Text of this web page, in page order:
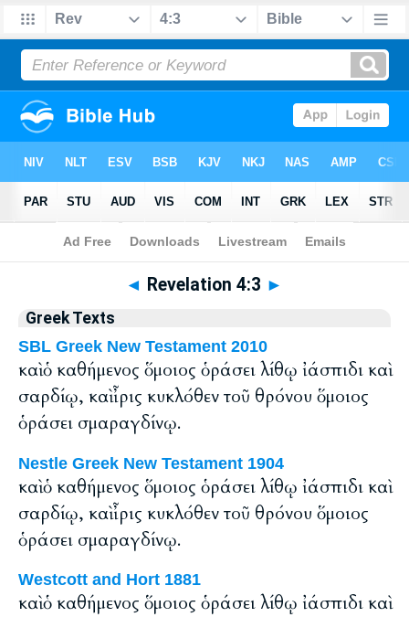
Bible>Greek> Revelation 4:3
◄ Revelation 4:3 ►
Greek Texts
SBL Greek New Testament 2010
καὶ ὁ καθήμενος ὅμοιος ὁράσει λίθῳ ἰάσπιδι καὶ
σαρδίῳ, καὶ ἶρις κυκλόθεν τοῦ θρόνου ὅμοιος
ὁράσει σμαραγδίνῳ.
Nestle Greek New Testament 1904
καὶ ὁ καθήμενος ὅμοιος ὁράσει λίθῳ ἰάσπιδι καὶ
σαρδίῳ, καὶ ἶρις κυκλόθεν τοῦ θρόνου ὅμοιος
ὁράσει σμαραγδίνῳ.
Westcott and Hort 1881
καὶ ὁ καθήμενος ὅμοιος ὁράσει λίθῳ ἰάσπιδι καὶ